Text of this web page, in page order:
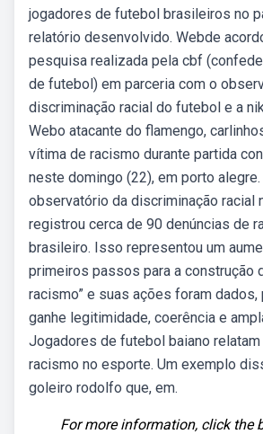
jogadores de futebol brasileiros no
relatório desenvolvido. Webde
pesquisa realizada pela cbf
de futebol) em parceria com o
discriminação racial do futebol e a
Webo atacante do flamengo,
vítima de racismo durante partida
neste domingo (22), em porto
observatório da discriminação racial
registrou cerca de 90 denúncias de
brasileiro. Isso representou um
primeiros passos para a construção
racismo” e suas ações foram dados,
ganhe legitimidade, coerência e
Jogadores de futebol baiano
racismo no esporte. Um exemplo
goleiro rodolfo que, em.
For more information, click the